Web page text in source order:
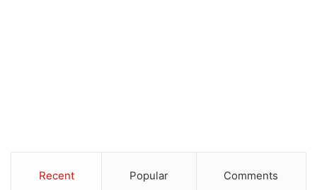
Recent Popular Comments